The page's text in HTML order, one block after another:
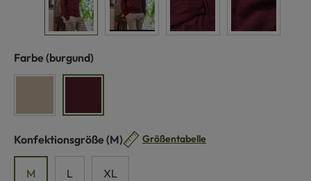
Farbe auswählen
(burgund)
Konfektionsgröße auswählen
(M) Größentabelle
M L XL